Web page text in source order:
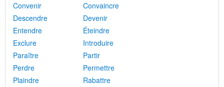
Convenir
Convaincre
Descendre
Devenir
Entendre
Éteindre
Exclure
Introduire
Paraître
Partir
Perdre
Permettre
Plaindre
Rabattre